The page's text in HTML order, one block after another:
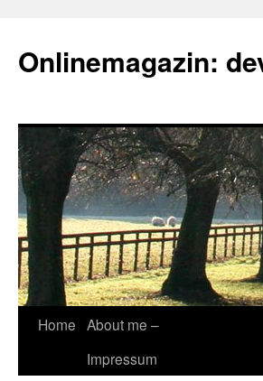
Onlinemagazin:
Skip
Home About me –
Impressum